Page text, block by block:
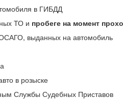
в ГИБДД
ТО и пробеге на момент
выданных на автомобиль
в розыске
Службы Судебных Приставов